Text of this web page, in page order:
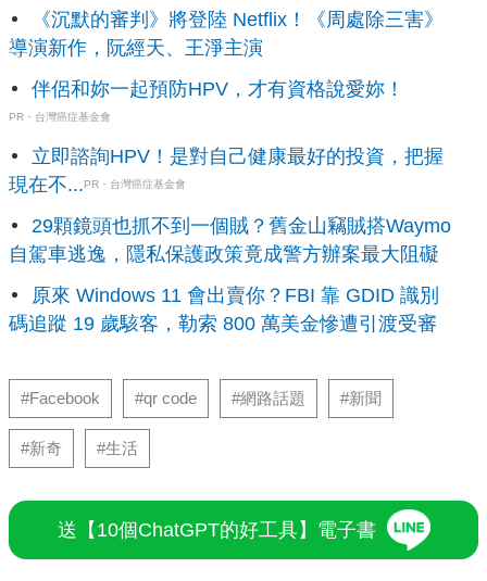
《沉默的審判》將登陸 Netflix！《周處除三害》
導演新作，阮經天、王淨主演
伴侶和妳一起預防HPV，才有資格說愛妳！
PR・台灣癌症基金會
立即諮詢HPV！是對自己健康最好的投資，把握
現在不...PR・台灣癌症基金會
29顆鏡頭也抓不到一個賊？舊金山竊賊搭Waymo
自駕車逃逸，隱私保護政策竟成警方辦案最大阻礙
原來 Windows 11 會出賣你？FBI 靠 GDID 識別
碼追蹤 19 歲駭客，勒索 800 萬美金慘遭引渡受審
#Facebook #qr code #網路話題 #新聞
#新奇 #生活
送【10個ChatGPT的好工具】電子書